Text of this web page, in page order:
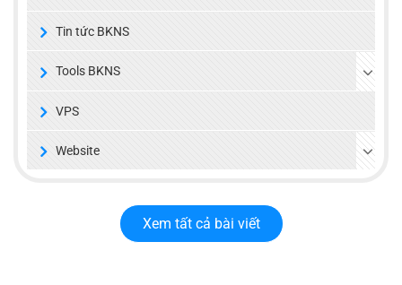
Tin tức BKNS
Tools BKNS
VPS
Website
Xem tất cả bài viết